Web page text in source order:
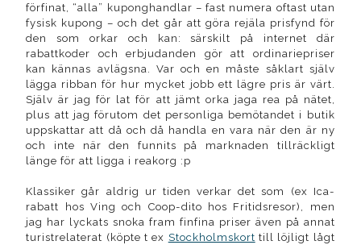
förfinat, “alla” kuponghandlar – fast numera oftast utan
fysisk kupong – och det går att göra rejäla prisfynd för
den som orkar och kan: särskilt på internet där
rabattkoder och erbjudanden gör att ordinariepriser
kan kännas avlägsna. Var och en måste såklart själv
lägga ribban för hur mycket jobb ett lägre pris är värt.
Själv är jag för lat för att jämt orka jaga rea på nätet,
plus att jag förutom det personliga bemötandet i butik
uppskattar att då och då handla en vara när den är ny
och inte när den funnits på marknaden tillräckligt
länge för att ligga i reakorg :p
Klassiker går aldrig ur tiden verkar det som (ex Ica-
rabatt hos Ving och Coop-dito hos Fritidsresor), men
jag har lyckats snoka fram finfina priser även på annat
turistrelaterat (köpte t ex Stockholmskort till löjligt lågt